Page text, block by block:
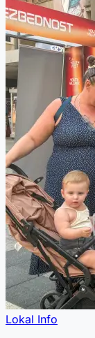
Lokal Info